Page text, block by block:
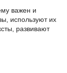
важен и
используют их
развивают